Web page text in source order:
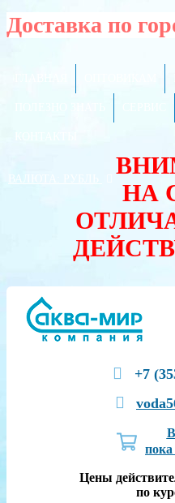
Доставка по
ВАЛЮТА:
НА
+7
пока
Цены
по